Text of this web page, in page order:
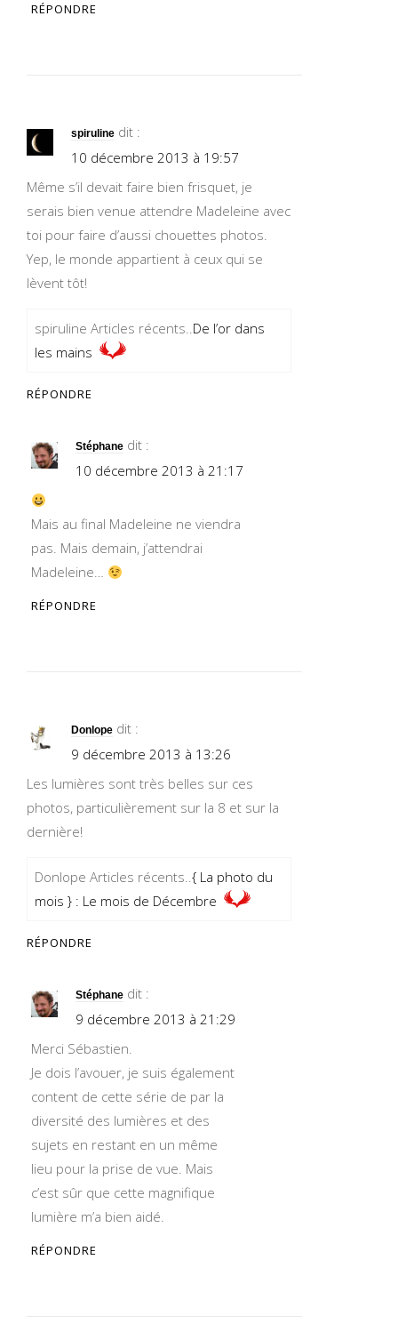
RÉPONDRE
spiruline dit :
10 décembre 2013 à 19:57
Même s’il devait faire bien frisquet, je
serais bien venue attendre Madeleine avec
toi pour faire d’aussi chouettes photos.
Yep, le monde appartient à ceux qui se
lèvent tôt!
spiruline Articles récents..De l’or dans
les mains
RÉPONDRE
Stéphane dit :
10 décembre 2013 à 21:17
Mais au final Madeleine ne viendra
pas. Mais demain, j’attendrai
Madeleine…
RÉPONDRE
Donlope dit :
9 décembre 2013 à 13:26
Les lumières sont très belles sur ces
photos, particulièrement sur la 8 et sur la
dernière!
Donlope Articles récents..{ La photo du
mois } : Le mois de Décembre
RÉPONDRE
Stéphane dit :
9 décembre 2013 à 21:29
Merci Sébastien.
Je dois l’avouer, je suis également
content de cette série de par la
diversité des lumières et des
sujets en restant en un même
lieu pour la prise de vue. Mais
c’est sûr que cette magnifique
lumière m’a bien aidé.
RÉPONDRE